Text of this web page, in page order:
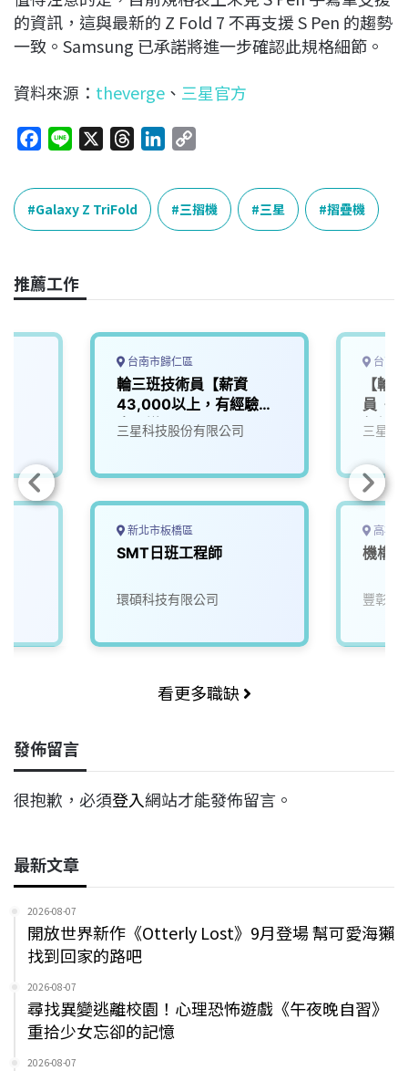
的資訊，這與最新的 Z Fold 7 不再支援 S Pen 的趨勢
一致。Samsung 已承諾將進一步確認此規格細節。
資料來源： theverge 、 三星官方
c
e
b
o
k
n
e
r
e
a
n
k
e
n
p
y
L
k
Galaxy Z TriFold 三摺機 三星 摺疊機
推薦工作
台南市歸仁區
輪三班技術員【薪資
43,000以上，有經驗薪
資另議】
三星科技股份有限公司
新北市板橋區
SMT日班工程師
環碩科技有限公司
台南
【輪
員《
無經
三星科
高雄
機構
豐彰國
看更多職缺
發佈留言
很抱歉，必須登入網站才能發佈留言。
最新文章
2026-08-07
開放世界新作《Otterly Lost》9月登場 幫可愛海獺
找到回家的路吧
2026-08-07
尋找異變逃離校園！心理恐怖遊戲《午夜晚自習》
重拾少女忘卻的記憶
2026-08-07